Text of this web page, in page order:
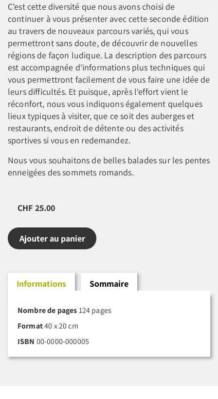
C'est cette diversité que nous avons choisi de
continuer à vous présenter avec cette seconde édition
au travers de nouveaux parcours variés, qui vous
permettront sans doute, de découvrir de nouvelles
régions de façon ludique. La description des parcours
est accompagnée d'informations plus techniques qui
vous permettront facilement de vous faire une idée de
leurs difficultés. Et puisque, après l'effort vient le
réconfort, nous vous indiquons également quelques
lieux typiques à visiter, que ce soit des auberges et
restaurants, endroit de détente ou des activités
sportives si vous en redemandez.
Nous vous souhaitons de belles balades sur les pentes
enneigées des sommets romands.
CHF 25.00
Ajouter au panier
Informations Sommaire
Nombre de pages124 pages
Format40 x 20 cm
ISBN 00-0000-000005